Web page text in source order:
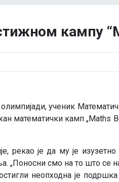
такмичењима по
балканским
Успеси на осталим
кампу
ученик
математички камп „Maths
рекао је да му је
„Поносни смо на то што
неопходна је